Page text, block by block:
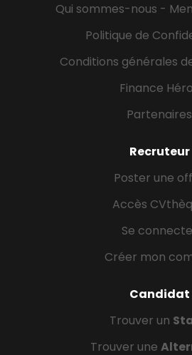
Qui sommes-nous -
Politique de
Conditions générales
Finance
Partenaires
Recruteur
Poster une
Accès
Se
Créer mon
Candidat
Trouver un
Trouver une